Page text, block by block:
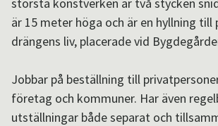
Om SPOK
Aktuellt i SPOK-nätverket
är 15 meter höga och är en hyllning till
drängens liv, placerade vid
Jobbar på beställning till
företag och kommuner. Har även
utställningar både separat och